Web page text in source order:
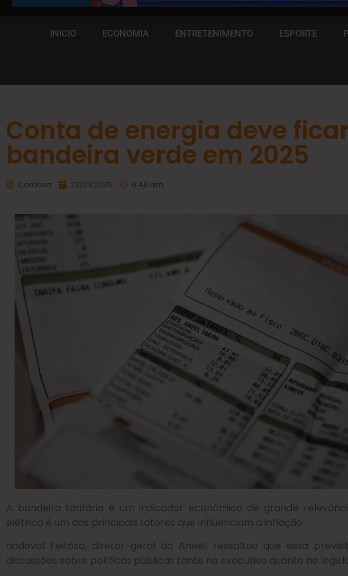
INICIO ECONOMIA ENTRETENIMENTO ESPORTE
Conta de energia deve
bandeira verde em 2025
Cardoso 22/01/2025 6:49 am
A bandeira tarifária é um indicador econômico de grande
elétrica é um dos principais fatores que influenciam a inflação
andoval Feitosa, diretor-geral da Aneel, ressaltou que essa
discussões sobre políticas públicas tanto no executivo quanto no